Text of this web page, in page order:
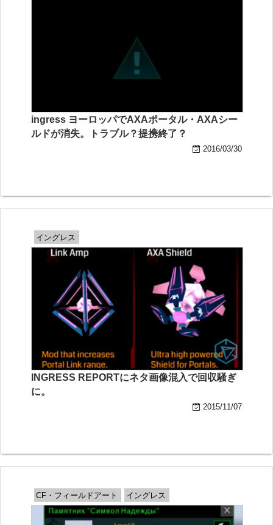
ingress ヨーロッパでAXAポータル・AXAシー
ルドが消失。トラブル？提携終了？
2016/03/30
イングレス
INGRESS REPORTにネタ画像混入で回収騒ぎ
に。
2015/11/07
CF・フィールドアート イングレス